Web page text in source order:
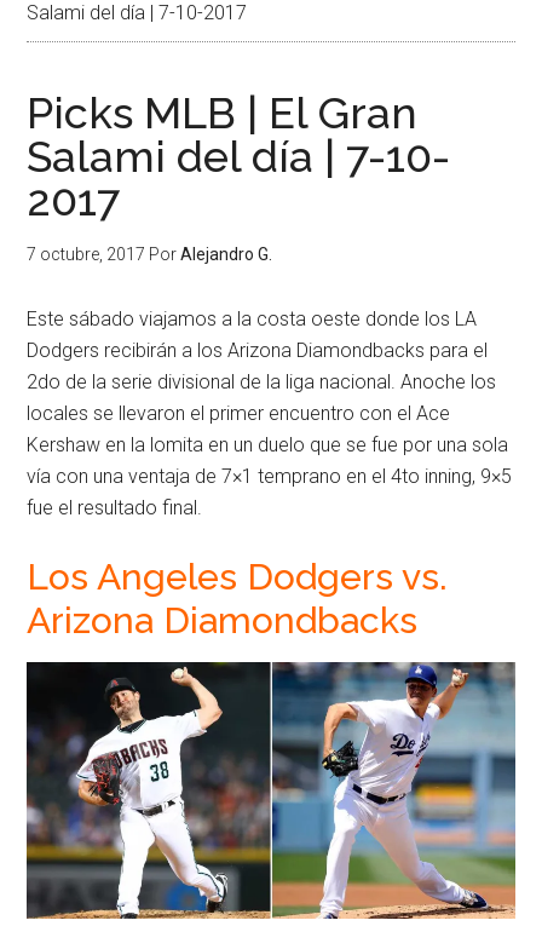
Salami del día | 7-10-2017
Picks MLB | El Gran
Salami del día | 7-10-
2017
7 octubre, 2017 PorAlejandro G.
Este sábado viajamos a la costa oeste donde los LA
Dodgers recibirán a los Arizona Diamondbacks para el
2do de la serie divisional de la liga nacional. Anoche los
locales se llevaron el primer encuentro con el Ace
Kershaw en la lomita en un duelo que se fue por una sola
vía con una ventaja de 7×1 temprano en el 4to inning, 9×5
fue el resultado final.
Los Angeles Dodgers vs.
Arizona Diamondbacks